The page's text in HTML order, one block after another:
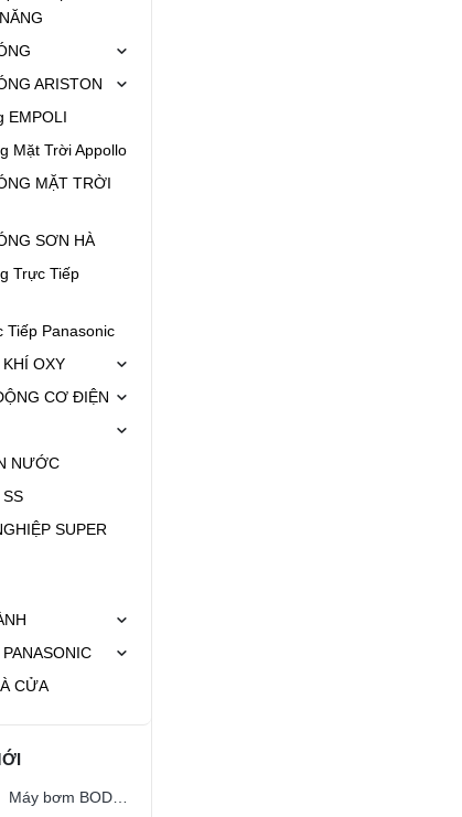
ARISTON
EMPOLI
Mặt Trời Appollo
MẶT TRỜI
SƠN HÀ
Trực Tiếp
Tiếp Panasonic
OXY
CƠ ĐIỆN
NƯỚC
SS
SUPER
CỬA
Máy bơm BODAO SPP-2200 (3Hp)